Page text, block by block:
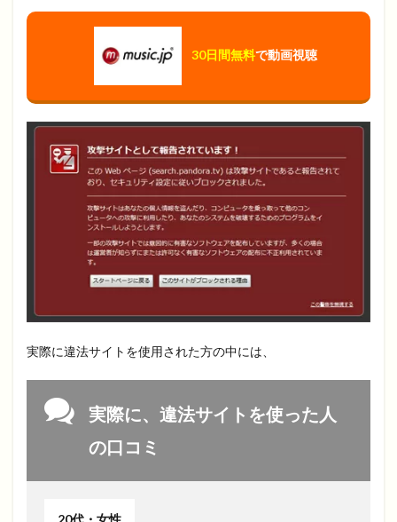
30日間無料で動画視聴
実際に違法サイトを使用された方の中には、
実際に、違法サイトを使った人
の口コミ
20代・女性